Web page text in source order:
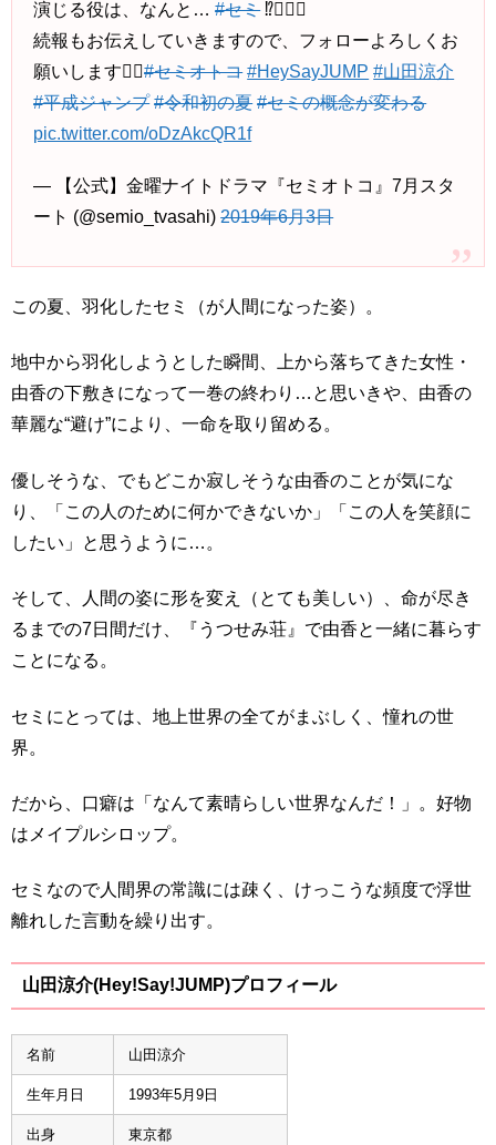
演じる役は、なんと…#セミ⁉️🧚🏻‍♂️
続報もお伝えしていきますので、フォローよろしくお
願いします🙇‍♂️#セミオトコ #HeySayJUMP #山田涼介
#平成ジャンプ #令和初の夏 #セミの概念が変わる
pic.twitter.com/oDzAkcQR1f
— 【公式】金曜ナイトドラマ『セミオトコ』7月スタ
ート (@semio_tvasahi)2019年6月3日
この夏、羽化したセミ（が人間になった姿）。
地中から羽化しようとした瞬間、上から落ちてきた女性・
由香の下敷きになって一巻の終わり…と思いきや、由香の
華麗な“避け”により、一命を取り留める。
優しそうな、でもどこか寂しそうな由香のことが気にな
り、「この人のために何かできないか」「この人を笑顔に
したい」と思うように…。
そして、人間の姿に形を変え（とても美しい）、命が尽き
るまでの7日間だけ、『うつせみ荘』で由香と一緒に暮らす
ことになる。
セミにとっては、地上世界の全てがまぶしく、憧れの世
界。
だから、口癖は「なんて素晴らしい世界なんだ！」。好物
はメイプルシロップ。
セミなので人間界の常識には疎く、けっこうな頻度で浮世
離れした言動を繰り出す。
山田涼介(Hey!Say!JUMP)プロフィール
名前 山田涼介
生年月日 1993年5月9日
出身 東京都